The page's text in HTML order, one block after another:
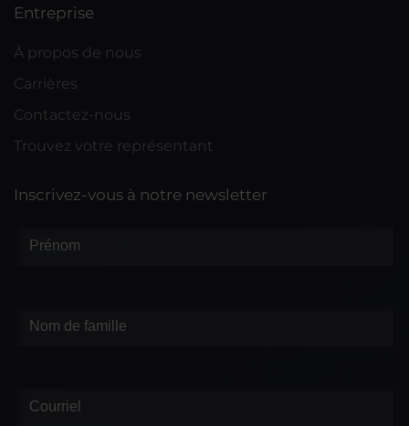
Entreprise
À propos de nous
Carrières
Contactez-nous
Trouvez votre représentant
Inscrivez-vous à notre newsletter